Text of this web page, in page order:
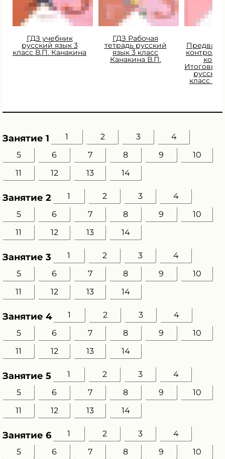
ГДЗ учебник
русский язык 3
класс В.П. Канакина
ГДЗ Рабочая
тетрадь русский
язык 3 класс
Канакина В.П.
Итоговый
класс
Занятие 1 1 2 3
4
5
6 7 8 9
10
11
12 13 14
Занятие 2 1 2 3
4
5
6 7 8 9
10
11
12 13 14
Занятие 3 1 2 3
4
5
6 7 8 9
10
11
12 13 14
Занятие 4 1 2 3
4
5
6 7 8 9
10
11
12 13 14
Занятие 5 1 2 3
4
5
6 7 8 9
10
11
12 13 14
Занятие 6 1 2 3
4
5
6 7 8 9
10